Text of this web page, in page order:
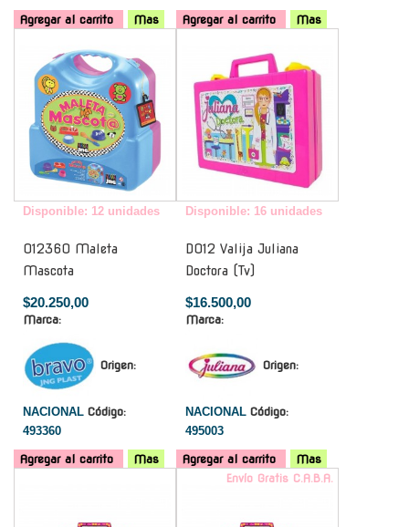
Agregar al carrito Mas Agregar al carrito
Mas
Disponible: 12 unidades
012360 Maleta
Mascota
$20.250,00
Marca:
Origen:
NACIONAL Código:
493360
Agregar al carrito Mas
Disponible: 16 unidades
D012 Valija Juliana
Doctora (Tv)
$16.500,00
Marca:
Origen:
NACIONAL Código:
495003
Agregar al carrito
Mas
Envío Gratis C.A.B.A.